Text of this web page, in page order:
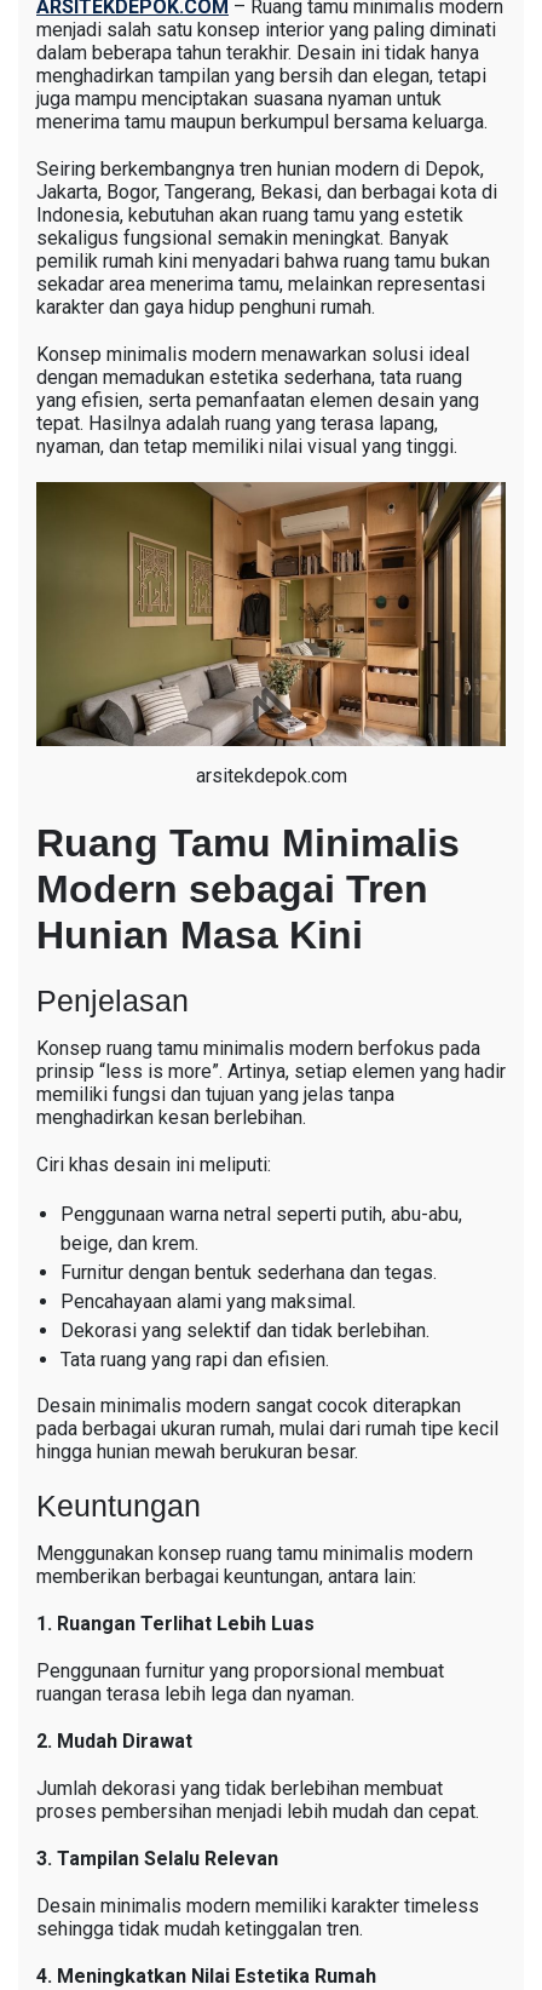
ARSITEKDEPOK.COM – Ruang tamu minimalis modern
menjadi salah satu konsep interior yang paling diminati
dalam beberapa tahun terakhir. Desain ini tidak hanya
menghadirkan tampilan yang bersih dan elegan, tetapi
juga mampu menciptakan suasana nyaman untuk
menerima tamu maupun berkumpul bersama keluarga.
Seiring berkembangnya tren hunian modern di Depok,
Jakarta, Bogor, Tangerang, Bekasi, dan berbagai kota di
Indonesia, kebutuhan akan ruang tamu yang estetik
sekaligus fungsional semakin meningkat. Banyak
pemilik rumah kini menyadari bahwa ruang tamu bukan
sekadar area menerima tamu, melainkan representasi
karakter dan gaya hidup penghuni rumah.
Konsep minimalis modern menawarkan solusi ideal
dengan memadukan estetika sederhana, tata ruang
yang efisien, serta pemanfaatan elemen desain yang
tepat. Hasilnya adalah ruang yang terasa lapang,
nyaman, dan tetap memiliki nilai visual yang tinggi.
arsitekdepok.com
Ruang Tamu Minimalis
Modern sebagai Tren
Hunian Masa Kini
Penjelasan
Konsep ruang tamu minimalis modern berfokus pada
prinsip “less is more”. Artinya, setiap elemen yang hadir
memiliki fungsi dan tujuan yang jelas tanpa
menghadirkan kesan berlebihan.
Ciri khas desain ini meliputi:
Penggunaan warna netral seperti putih, abu-abu,
beige, dan krem.
Furnitur dengan bentuk sederhana dan tegas.
Pencahayaan alami yang maksimal.
Dekorasi yang selektif dan tidak berlebihan.
Tata ruang yang rapi dan efisien.
Desain minimalis modern sangat cocok diterapkan
pada berbagai ukuran rumah, mulai dari rumah tipe kecil
hingga hunian mewah berukuran besar.
Keuntungan
Menggunakan konsep ruang tamu minimalis modern
memberikan berbagai keuntungan, antara lain:
1. Ruangan Terlihat Lebih Luas
Penggunaan furnitur yang proporsional membuat
ruangan terasa lebih lega dan nyaman.
2. Mudah Dirawat
Jumlah dekorasi yang tidak berlebihan membuat
proses pembersihan menjadi lebih mudah dan cepat.
3. Tampilan Selalu Relevan
Desain minimalis modern memiliki karakter timeless
sehingga tidak mudah ketinggalan tren.
4. Meningkatkan Nilai Estetika Rumah